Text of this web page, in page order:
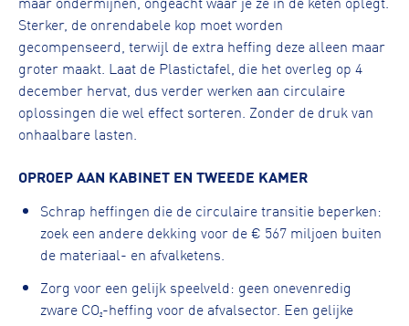
Sterker, de onrendabele kop moet worden
gecompenseerd, terwijl de extra heffing deze alleen maar
groter maakt. Laat de Plastictafel, die het overleg op 4
december hervat, dus verder werken aan circulaire
oplossingen die wel effect sorteren. Zonder de druk van
onhaalbare lasten.
OPROEP AAN KABINET EN TWEEDE KAMER
Schrap heffingen die de circulaire transitie beperken:
zoek een andere dekking voor de € 567 miljoen buiten
de materiaal- en afvalketens.
Zorg voor een gelijk speelveld: geen onevenredig
zware CO₂-heffing voor de afvalsector. Een gelijke